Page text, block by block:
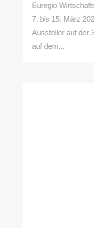
Euregio
7. bis 15. März
Aussteller auf der
auf dem...